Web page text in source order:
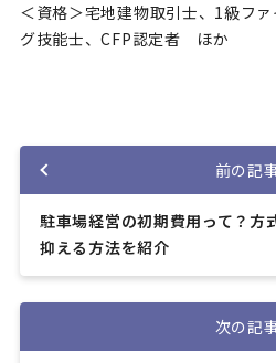
＜資格＞宅地建物取引士、1級フ
グ技能士、CFP認定者 ほか
前の記
駐車場経営の初期費用って？方
抑える方法を紹介
次の記